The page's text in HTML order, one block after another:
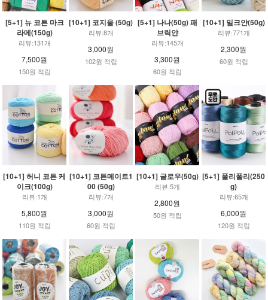
[5+1] 뉴 코튼 마크
라메(150g)
리뷰:131개
7,500원
150원 적립
[10+1] 코지울 (50g)
리뷰:8개
3,000원
102원 적립
[5+1] 나나(50g) 패
브릭얀
리뷰:145개
3,300원
60원 적립
[10+1] 밀크얀(50g)
리뷰:771개
2,300원
60원 적립
[10+1] 허니 코튼 케
이크(100g)
리뷰:1개
5,800원
110원 적립
[10+1] 코튼메이트1
00 (50g)
리뷰:7개
3,000원
60원 적립
[10+1] 글로우(50g)
리뷰:5개
2,800원
50원 적립
[5+1] 폴리폴리(250
g)
리뷰:65개
6,000원
120원 적립